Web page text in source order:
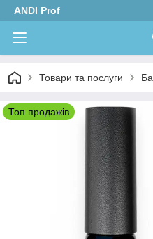
ANDI Prof
Товари та послуги
Топ продажів